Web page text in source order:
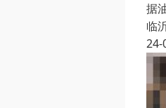
据
临
24-